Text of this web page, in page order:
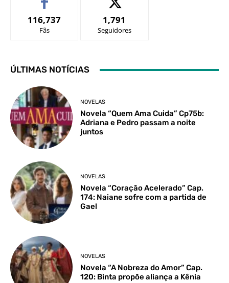
116,737
Fãs
1,791
Seguidores
ÚLTIMAS NOTÍCIAS
NOVELAS
Novela “Quem Ama Cuida” Cp75b:
Adriana e Pedro passam a noite
juntos
NOVELAS
Novela “Coração Acelerado” Cap.
174: Naiane sofre com a partida de
Gael
NOVELAS
Novela “A Nobreza do Amor” Cap.
120: Binta propõe aliança a Kênia